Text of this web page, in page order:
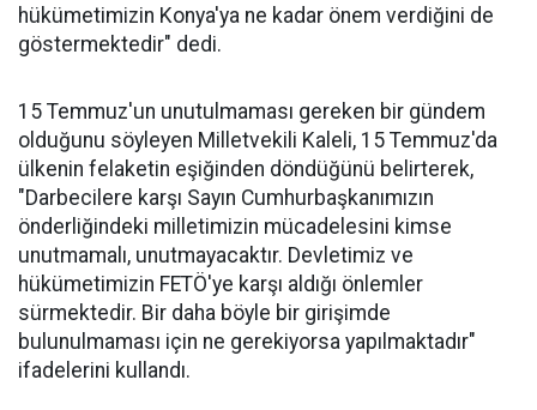
hükümetimizin Konya'ya ne kadar önem verdiğini de
göstermektedir" dedi.
15 Temmuz'un unutulmaması gereken bir gündem
olduğunu söyleyen Milletvekili Kaleli, 15 Temmuz'da
ülkenin felaketin eşiğinden döndüğünü belirterek,
"Darbecilere karşı Sayın Cumhurbaşkanımızın
önderliğindeki milletimizin mücadelesini kimse
unutmamalı, unutmayacaktır. Devletimiz ve
hükümetimizin FETÖ'ye karşı aldığı önlemler
sürmektedir. Bir daha böyle bir girişimde
bulunulmaması için ne gerekiyorsa yapılmaktadır"
ifadelerini kullandı.